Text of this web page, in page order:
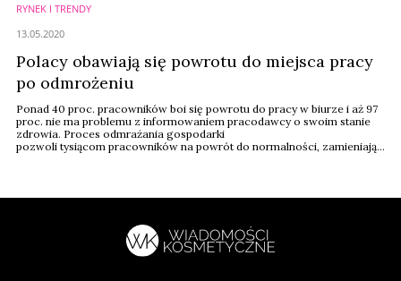
RYNEK I TRENDY
Polacy obawiają się powrotu do miejsca pracy
po odmrożeniu
Ponad 40 proc. pracowników boi się powrotu do pracy w biurze i aż 97
proc. nie ma problemu z informowaniem pracodawcy o swoim stanie
zdrowia. Proces odmrażania gospodarki
pozwoli tysiącom pracowników na powrót do normalności, zamieniając
13.05.2020